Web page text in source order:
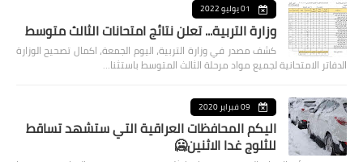
01 يوليو 2022
وزارة التربية... تعلن نتائج امتحانات الثالث متوسط
كشف مصدر في وزارة التربية، اليوم الجمعة، اكمال تصحيح الوزارة
الدفاتر الامتحانية لجميع مواد مرحلة الثالث المتوسط باستثنا…
09 فبراير 2020
اليكم المحافظات العراقية التي ستشهد تساقط
للثلوج غدا الاثنين🥶